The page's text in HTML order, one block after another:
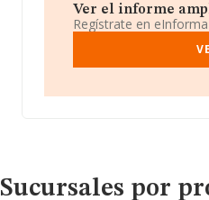
Ver el informe
Regístrate en
Sucursales por